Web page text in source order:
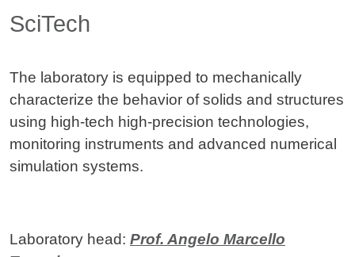
Contenuto
SciTech
The laboratory is equipped to mechanically
characterize the behavior of solids and structures
using high-tech high-precision technologies,
monitoring instruments and advanced numerical
simulation systems.
Laboratory head: Prof. Angelo Marcello